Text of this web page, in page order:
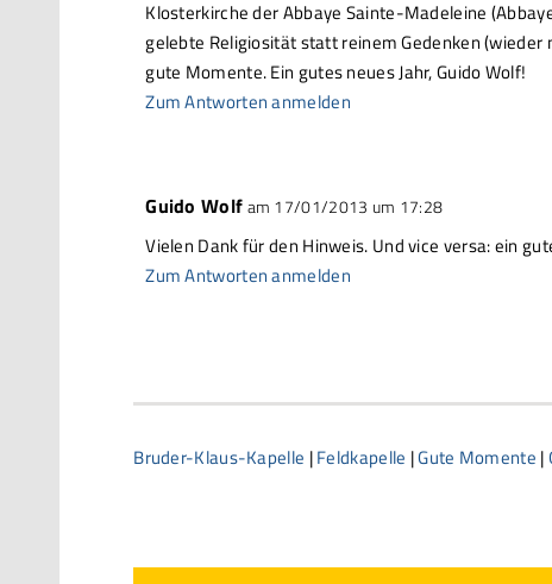
Klosterkirche der Abbaye Sainte-Madeleine
gelebte Religiosität statt reinem Gedenken
gute Momente. Ein gutes neues Jahr, Guido Wolf!
Zum Antworten anmelden
Guido Wolfam 17/01/2013 um 17:28
Vielen Dank für den Hinweis. Und vice versa: ein
Zum Antworten anmelden
Bruder-Klaus-Kapelle |Feldkapelle |Gute Momente |